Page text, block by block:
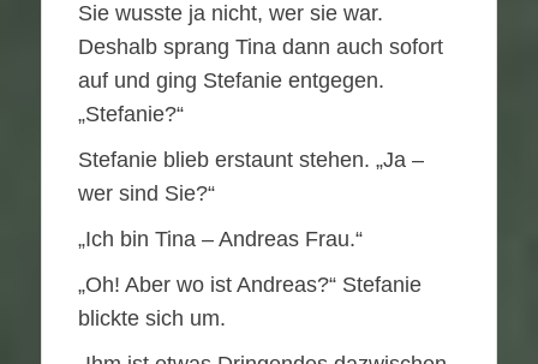
Sie wusste ja nicht, wer sie war.
Deshalb sprang Tina dann auch sofort
auf und ging Stefanie entgegen.
„Stefanie?“
Stefanie blieb erstaunt stehen. „Ja –
wer sind Sie?“
„Ich bin Tina – Andreas Frau.“
„Oh! Aber wo ist Andreas?“ Stefanie
blickte sich um.